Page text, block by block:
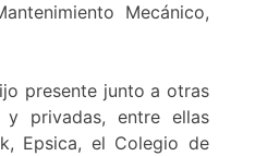
Mecánico,
presente junto a otras
y privadas, entre ellas
Epsica, el Colegio de